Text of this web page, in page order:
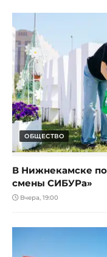
ОБЩЕСТВО
В Нижнекамске
смены СИБУРа»
Вчера, 19:00